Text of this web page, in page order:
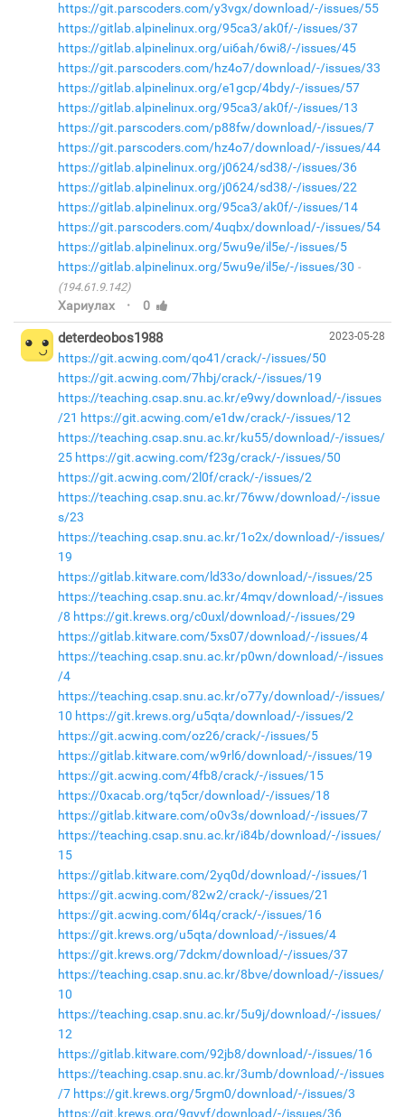
https://git.parscoders.com/y3vgx/download/-/issues/55
https://gitlab.alpinelinux.org/95ca3/ak0f/-/issues/37
https://gitlab.alpinelinux.org/ui6ah/6wi8/-/issues/45
https://git.parscoders.com/hz4o7/download/-/issues/33
https://gitlab.alpinelinux.org/e1gcp/4bdy/-/issues/57
https://gitlab.alpinelinux.org/95ca3/ak0f/-/issues/13
https://git.parscoders.com/p88fw/download/-/issues/7
https://git.parscoders.com/hz4o7/download/-/issues/44
https://gitlab.alpinelinux.org/j0624/sd38/-/issues/36
https://gitlab.alpinelinux.org/j0624/sd38/-/issues/22
https://gitlab.alpinelinux.org/95ca3/ak0f/-/issues/14
https://git.parscoders.com/4uqbx/download/-/issues/54
https://gitlab.alpinelinux.org/5wu9e/il5e/-/issues/5
https://gitlab.alpinelinux.org/5wu9e/il5e/-/issues/30
(194.61.9.142)
Хариулах · 0
2023-05-28
deterdeobos1988
https://git.acwing.com/qo41/crack/-/issues/50
https://git.acwing.com/7hbj/crack/-/issues/19
https://teaching.csap.snu.ac.kr/e9wy/download/-/issues
/21 https://git.acwing.com/e1dw/crack/-/issues/12
https://teaching.csap.snu.ac.kr/ku55/download/-/issues/
25 https://git.acwing.com/f23g/crack/-/issues/50
https://git.acwing.com/2l0f/crack/-/issues/2
https://teaching.csap.snu.ac.kr/76ww/download/-/issue
s/23
https://teaching.csap.snu.ac.kr/1o2x/download/-/issues/
19
https://gitlab.kitware.com/ld33o/download/-/issues/25
https://teaching.csap.snu.ac.kr/4mqv/download/-/issues
/8 https://git.krews.org/c0uxl/download/-/issues/29
https://gitlab.kitware.com/5xs07/download/-/issues/4
https://teaching.csap.snu.ac.kr/p0wn/download/-/issues
/4
https://teaching.csap.snu.ac.kr/o77y/download/-/issues/
10 https://git.krews.org/u5qta/download/-/issues/2
https://git.acwing.com/oz26/crack/-/issues/5
https://gitlab.kitware.com/w9rl6/download/-/issues/19
https://git.acwing.com/4fb8/crack/-/issues/15
https://0xacab.org/tq5cr/download/-/issues/18
https://gitlab.kitware.com/o0v3s/download/-/issues/7
https://teaching.csap.snu.ac.kr/i84b/download/-/issues/
15
https://gitlab.kitware.com/2yq0d/download/-/issues/1
https://git.acwing.com/82w2/crack/-/issues/21
https://git.acwing.com/6l4q/crack/-/issues/16
https://git.krews.org/u5qta/download/-/issues/4
https://git.krews.org/7dckm/download/-/issues/37
https://teaching.csap.snu.ac.kr/8bve/download/-/issues/
10
https://teaching.csap.snu.ac.kr/5u9j/download/-/issues/
12
https://gitlab.kitware.com/92jb8/download/-/issues/16
https://teaching.csap.snu.ac.kr/3umb/download/-/issues
/7 https://git.krews.org/5rgm0/download/-/issues/3
https://git.krews.org/9qyvf/download/-/issues/36